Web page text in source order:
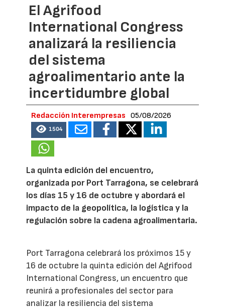
El Agrifood
International Congress
analizará la resiliencia
del sistema
agroalimentario ante la
incertidumbre global
Redacción Interempresas 05/08/2026
1504
La quinta edición del encuentro,
organizada por Port Tarragona, se celebrará
los días 15 y 16 de octubre y abordará el
impacto de la geopolítica, la logística y la
regulación sobre la cadena agroalimentaria.
Port Tarragona celebrará los próximos 15 y
16 de octubre la quinta edición del Agrifood
International Congress, un encuentro que
reunirá a profesionales del sector para
analizar la resiliencia del sistema